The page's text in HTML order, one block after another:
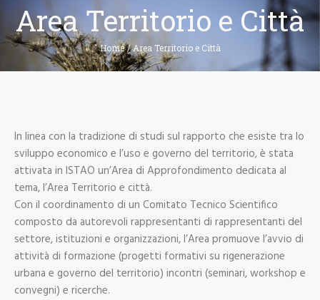
Area Territorio e Città
Home /Area Territorio e Città
In linea con la tradizione di studi sul rapporto che esiste tra lo
sviluppo economico e l’uso e governo del territorio, è stata
attivata in ISTAO un’Area di Approfondimento dedicata al
tema, l’Area Territorio e città.
Con il coordinamento di un Comitato Tecnico Scientifico
composto da autorevoli rappresentanti di rappresentanti del
settore, istituzioni e organizzazioni, l’Area promuove l’avvio di
attività di formazione (progetti formativi su rigenerazione
urbana e governo del territorio) incontri (seminari, workshop e
convegni) e ricerche.